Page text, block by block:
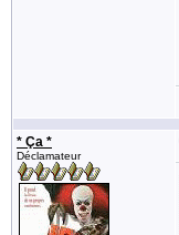
* Ça *
Déclamateur